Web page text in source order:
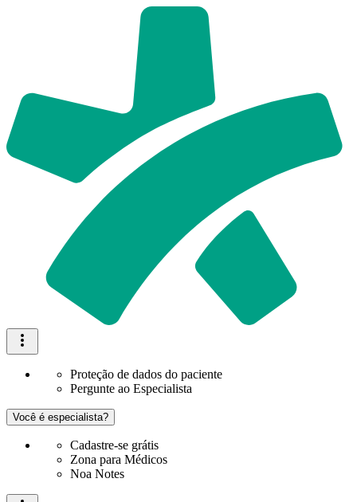
Proteção de dados do paciente
Pergunte ao Especialista
Você é especialista?
Cadastre-se grátis
Zona para Médicos
Noa Notes